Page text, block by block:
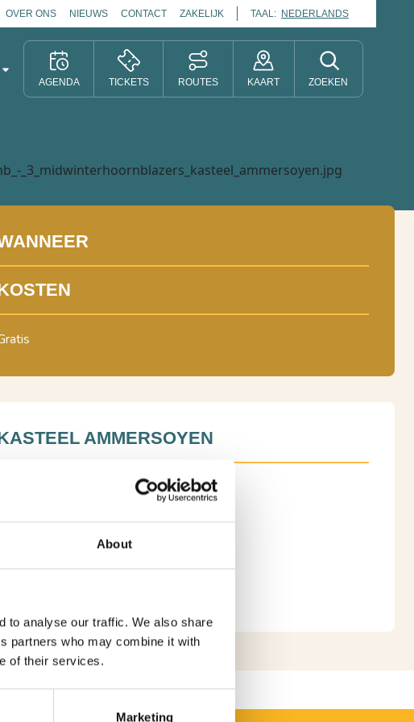
About
to analyse our traffic. We also share
partners who may combine it with
of their services.
Marketing
OVER ONS NIEUWS CONTACT ZAKELIJK TAAL: NEDERLANDS
AGENDA TICKETS ROUTES KAART ZOEKEN
Gratis
AMMERSOYEN
Kasteellaan 1, 5324 JR Ammerzoden